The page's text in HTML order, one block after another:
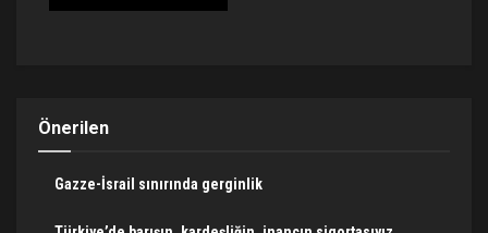
Önerilen
Gazze-İsrail sınırında gerginlik